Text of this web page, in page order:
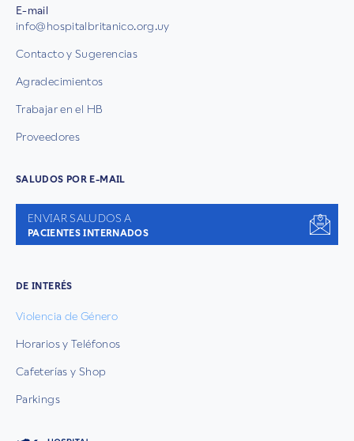
E-mail
info@hospitalbritanico.org.uy
Contacto y Sugerencias
Agradecimientos
Trabajar en el HB
Proveedores
SALUDOS POR E-MAIL
ENVIAR SALUDOS A
PACIENTES INTERNADOS
DE INTERÉS
Violencia de Género
Horarios y Teléfonos
Cafeterías y Shop
Parkings